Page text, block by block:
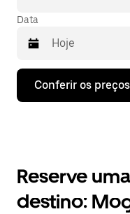
Data
Pressione
seta
o
e
Conferir os preços
Reserve
destino: